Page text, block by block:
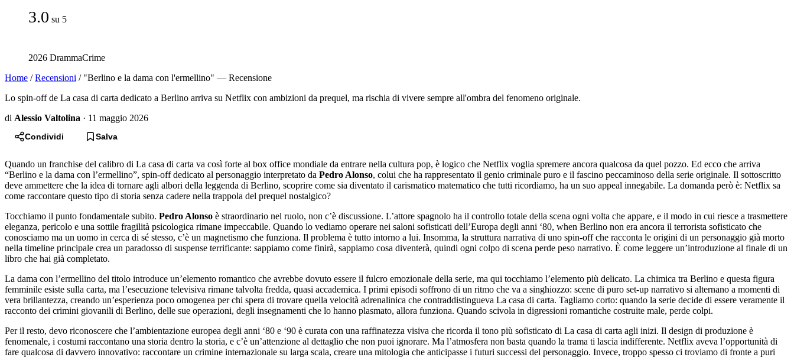
3.0 su 5
2026 DrammaCrime
Home / Recensioni / "Berlino e la dama con l'ermellino" — Recensione
Lo spin-off de La casa di carta dedicato a Berlino arriva su Netflix con ambizioni da prequel, ma rischia di vivere sempre all'ombra del fenomeno originale.
di Alessio Valtolina · 11 maggio 2026
Condividi Salva
Quando un franchise del calibro di La casa di carta va così forte al box office mondiale da entrare nella cultura pop, è logico che Netflix voglia spremere ancora qualcosa da quel pozzo. Ed ecco che arriva
“Berlino e la dama con l’ermellino”, spin-off dedicato al personaggio interpretato da Pedro Alonso, colui che ha rappresentato il genio criminale puro e il fascino peccaminoso della serie originale. Il sottoscritto
deve ammettere che la idea di tornare agli albori della leggenda di Berlino, scoprire come sia diventato il carismatico matematico che tutti ricordiamo, ha un suo appeal innegabile. La domanda però è: Netflix sa
come raccontare questo tipo di storia senza cadere nella trappola del prequel nostalgico?
Tocchiamo il punto fondamentale subito. Pedro Alonso è straordinario nel ruolo, non c’è discussione. L’attore spagnolo ha il controllo totale della scena ogni volta che appare, e il modo in cui riesce a trasmettere
eleganza, pericolo e una sottile fragilità psicologica rimane impeccabile. Quando lo vediamo operare nei saloni sofisticati dell’Europa degli anni ‘80, when Berlino non era ancora il terrorista sofisticato che
conosciamo ma un uomo in cerca di sé stesso, c’è un magnetismo che funziona. Il problema è tutto intorno a lui. Insomma, la struttura narrativa di uno spin-off che racconta le origini di un personaggio già morto
nella timeline principale crea un paradosso di suspense terrificante: sappiamo come finirà, sappiamo cosa diventerà, quindi ogni colpo di scena perde peso narrativo. È come leggere un’introduzione al finale di un
libro che hai già completato.
La dama con l’ermellino del titolo introduce un’elemento romantico che avrebbe dovuto essere il fulcro emozionale della serie, ma qui tocchiamo l’elemento più delicato. La chimica tra Berlino e questa figura
femminile esiste sulla carta, ma l’esecuzione televisiva rimane talvolta fredda, quasi accademica. I primi episodi soffrono di un ritmo che va a singhiozzo: scene di puro set-up narrativo si alternano a momenti di
vera brillantezza, creando un’esperienza poco omogenea per chi spera di trovare quella velocità adrenalinica che contraddistingueva La casa di carta. Tagliamo corto: quando la serie decide di essere veramente il
racconto dei crimini giovanili di Berlino, delle sue operazioni, degli insegnamenti che lo hanno plasmato, allora funziona. Quando scivola in digressioni romantiche costruite male, perde colpi.
Per il resto, devo riconoscere che l’ambientazione europea degli anni ‘80 e ‘90 è curata con una raffinatezza visiva che ricorda il tono più sofisticato di La casa di carta agli inizi. Il design di produzione è
fenomenale, i costumi raccontano una storia dentro la storia, e c’è un’attenzione al dettaglio che non puoi ignorare. Ma l’atmosfera non basta quando la trama ti lascia indifferente. Netflix aveva l’opportunità di
fare qualcosa di davvero innovativo: raccontare un crimine internazionale su larga scala, creare una mitologia che anticipasse i futuri successi del personaggio. Invece, troppo spesso ci troviamo di fronte a puri